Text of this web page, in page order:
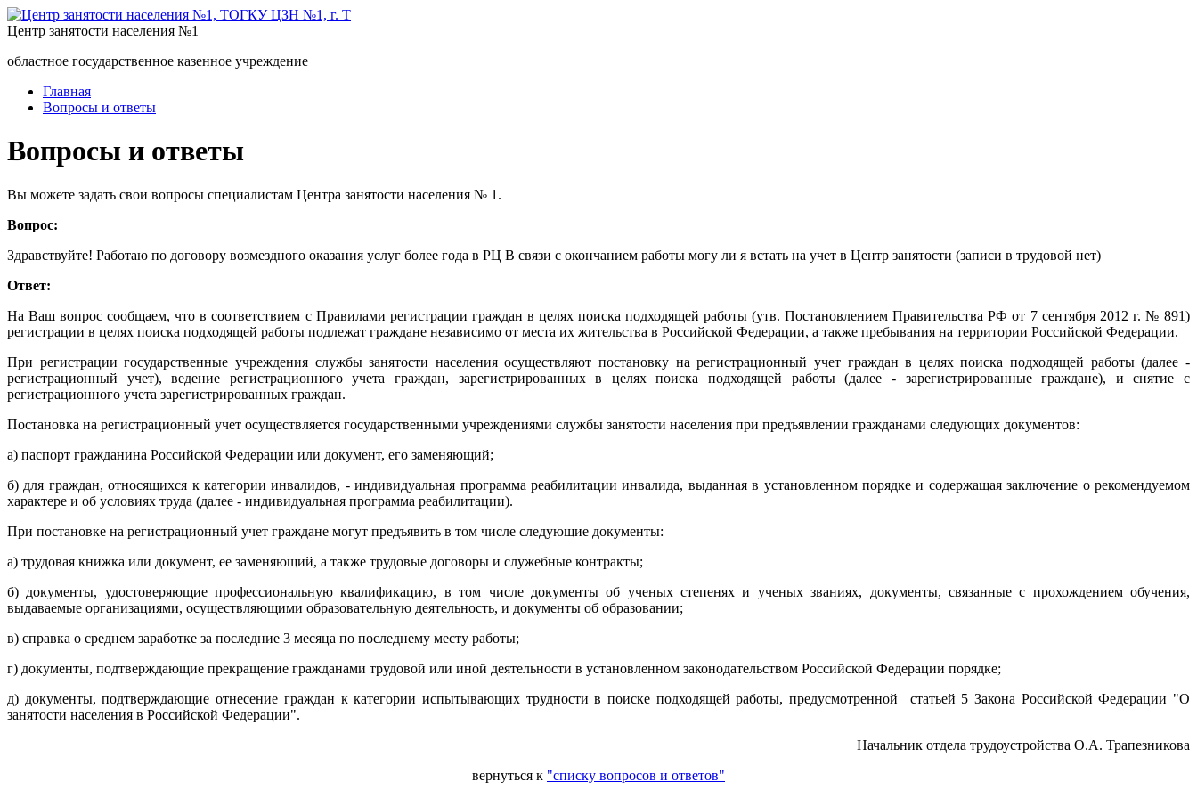
Центр занятости населения №1
областное государственное казенное учреждение
Главная
Вопросы и ответы
Вопросы и ответы
Вы можете задать свои вопросы специалистам Центра занятости населения № 1.
Вопрос:
Здравствуйте! Работаю по договору возмездного оказания услуг более года в РЦ В связи с окончанием работы могу ли я встать на учет в Центр занятости (записи в трудовой нет)
Ответ:
На Ваш вопрос сообщаем, что в соответствием с Правилами регистрации граждан в целях поиска подходящей работы (утв. Постановлением Правительства РФ от 7 сентября 2012 г. № 891)
регистрации в целях поиска подходящей работы подлежат граждане независимо от места их жительства в Российской Федерации, а также пребывания на территории Российской Федерации.
При регистрации государственные учреждения службы занятости населения осуществляют постановку на регистрационный учет граждан в целях поиска подходящей работы (далее -
регистрационный учет), ведение регистрационного учета граждан, зарегистрированных в целях поиска подходящей работы (далее - зарегистрированные граждане), и снятие с
регистрационного учета зарегистрированных граждан.
Постановка на регистрационный учет осуществляется государственными учреждениями службы занятости населения при предъявлении гражданами следующих документов:
а) паспорт гражданина Российской Федерации или документ, его заменяющий;
б) для граждан, относящихся к категории инвалидов, - индивидуальная программа реабилитации инвалида, выданная в установленном порядке и содержащая заключение о рекомендуемом
характере и об условиях труда (далее - индивидуальная программа реабилитации).
При постановке на регистрационный учет граждане могут предъявить в том числе следующие документы:
а) трудовая книжка или документ, ее заменяющий, а также трудовые договоры и служебные контракты;
б) документы, удостоверяющие профессиональную квалификацию, в том числе документы об ученых степенях и ученых званиях, документы, связанные с прохождением обучения,
выдаваемые организациями, осуществляющими образовательную деятельность, и документы об образовании;
в) справка о среднем заработке за последние 3 месяца по последнему месту работы;
г) документы, подтверждающие прекращение гражданами трудовой или иной деятельности в установленном законодательством Российской Федерации порядке;
д) документы, подтверждающие отнесение граждан к категории испытывающих трудности в поиске подходящей работы, предусмотренной статьей 5 Закона Российской Федерации "О
занятости населения в Российской Федерации".
Начальник отдела трудоустройства О.А. Трапезникова
вернуться к "списку вопросов и ответов"